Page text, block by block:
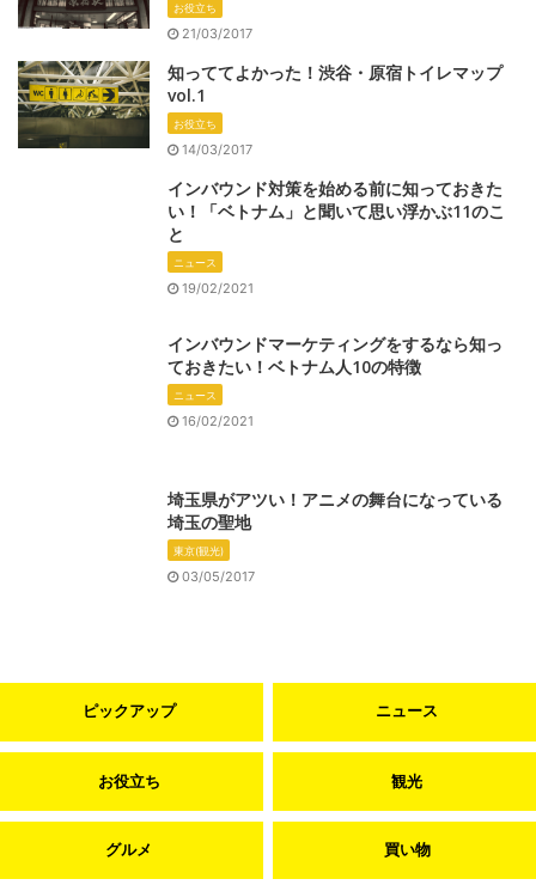
お役立ち
21/03/2017
知っててよかった！渋谷・原宿トイレマップ
vol.1
お役立ち
14/03/2017
インバウンド対策を始める前に知っておきた
い！「ベトナム」と聞いて思い浮かぶ11のこ
と
ニュース
19/02/2021
インバウンドマーケティングをするなら知っ
ておきたい！ベトナム人10の特徴
ニュース
16/02/2021
埼玉県がアツい！アニメの舞台になっている
埼玉の聖地
東京(観光)
03/05/2017
ピックアップ ニュース
お役立ち 観光
グルメ 買い物